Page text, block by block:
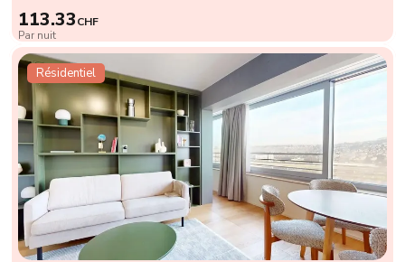
113.33CHF
Par nuit
Résidentiel